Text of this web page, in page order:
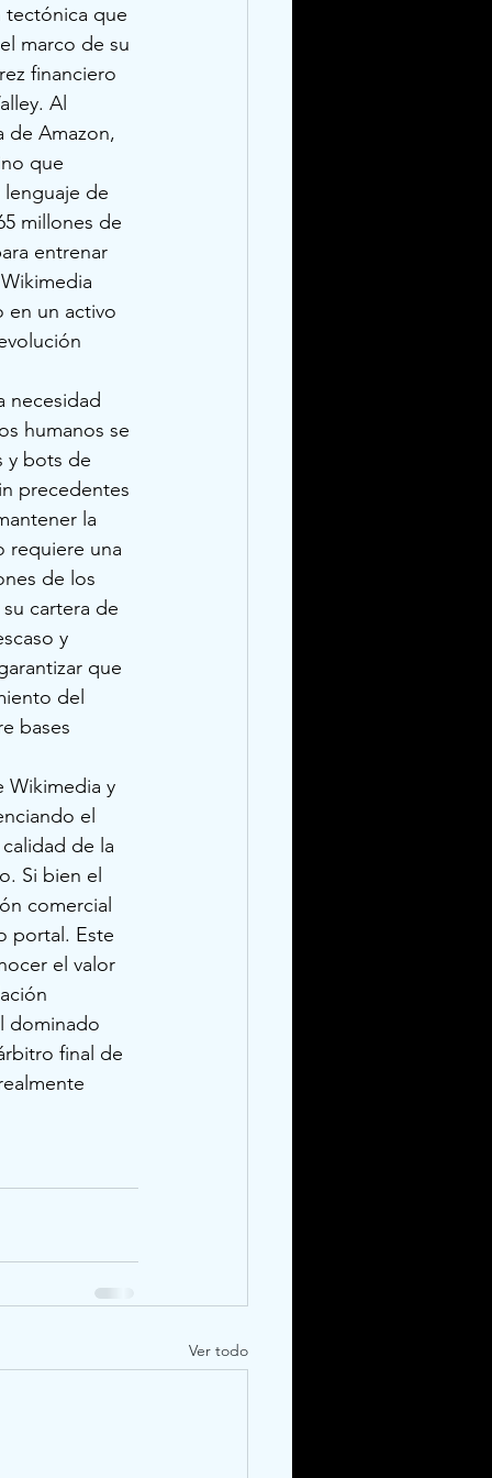
tectónica que
marco de su
financiero
Al
de Amazon,
que
de
millones de
entrenar
en un activo
necesidad
humanos se
y bots de
precedentes
la
requiere una
de los
cartera de
y
que
del
bases
Wikimedia y
el
de la
Si bien el
comercial
portal. Este
el valor
dominado
final de
Ver todo